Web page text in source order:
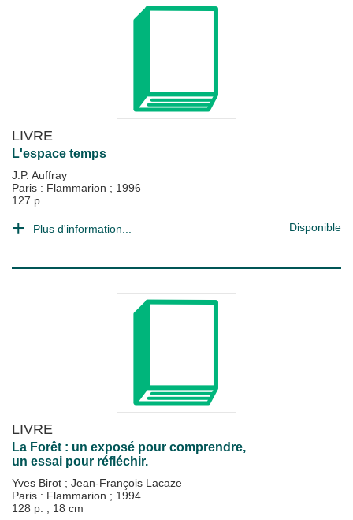
LIVRE
L'espace temps
J.P. Auffray
Paris : Flammarion ; 1996
127 p.
Plus d'information... Disponible
LIVRE
La Forêt : un exposé pour comprendre,
un essai pour réfléchir.
Yves Birot ; Jean-François Lacaze
Paris : Flammarion ; 1994
128 p. ; 18 cm